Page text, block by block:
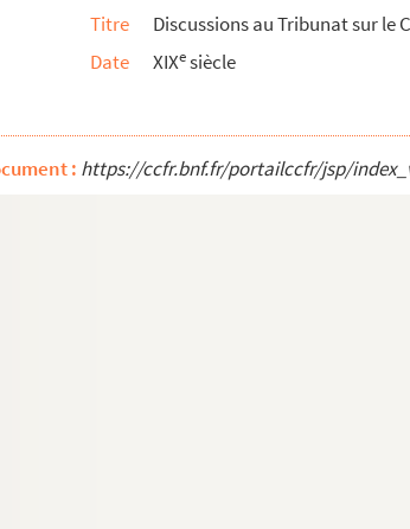
concernant les biens nobles, ecclésiasti...
de Gap, dans lequel sont touchés quel...
à la Chaise-Dieu, par M
Grenoble dans la cathédrale. » 1673
de morale, la Passion, une profes...
en Dauphiné »
et fini en 1749
Titre
Discussions au Tribunat sur le
Date
XIXesiècle
: https://ccfr.bnf.fr/portailccfr/jsp/